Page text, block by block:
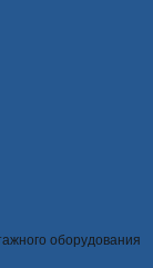
оборудования